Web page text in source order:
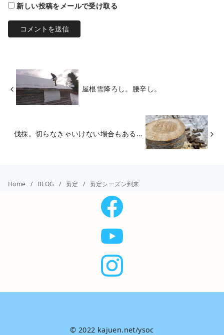
新しい投稿をメールで受け取る
屋根雪降ろし。腰辛し。
伐採。切らなきゃいけない場合もある…
Home BLOG 剪定 剪定シーズン到来
© 2022 kajuen.net/ysoc